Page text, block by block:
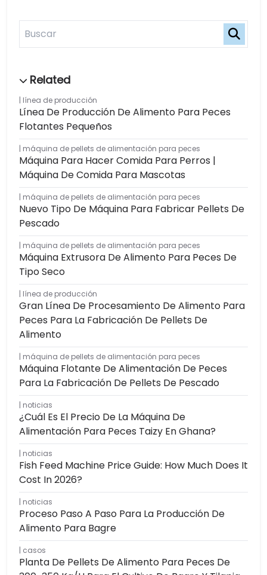
línea de producción
Línea De Producción De Alimento Para Peces
Flotantes Pequeños
máquina de pellets de alimentación para peces
Máquina Para Hacer Comida Para Perros |
Máquina De Comida Para Mascotas
máquina de pellets de alimentación para peces
Nuevo Tipo De Máquina Para Fabricar Pellets De
Pescado
máquina de pellets de alimentación para peces
Máquina Extrusora De Alimento Para Peces De
Tipo Seco
línea de producción
Gran Línea De Procesamiento De Alimento Para
Peces Para La Fabricación De Pellets De
Alimento
máquina de pellets de alimentación para peces
Máquina Flotante De Alimentación De Peces
Para La Fabricación De Pellets De Pescado
noticias
¿Cuál Es El Precio De La Máquina De
Alimentación Para Peces Taizy En Ghana?
noticias
Fish Feed Machine Price Guide: How Much Does It
Cost In 2026?
noticias
Proceso Paso A Paso Para La Producción De
Alimento Para Bagre
casos
Planta De Pellets De Alimento Para Peces De